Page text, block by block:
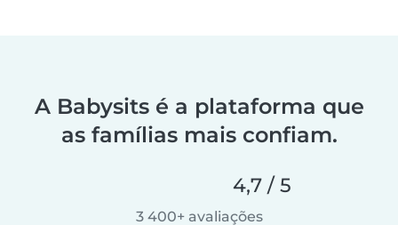
A Babysits é a plataforma que
as famílias mais confiam.
4,7 / 5
3 400+ avaliações